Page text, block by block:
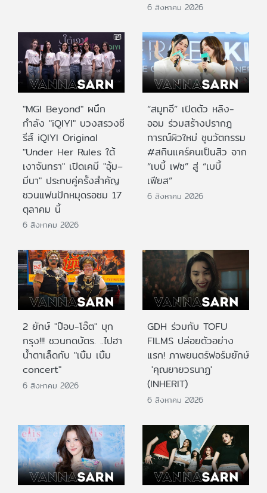
6 สิงหาคม 2026
"MGI Beyond" ผนึก
กำลัง "iQIYI" บวงสรวงซี
รีส์ iQIYI Original
"Under Her Rules ใต้
เงาจันทรา" เปิดเคมี "อุ้ม–
มีนา" ประกบคู่ครั้งสำคัญ
ชวนแฟนปักหมุดรอชม 17
ตุลาคม นี้
6 สิงหาคม 2026
“สมูทอี” เปิดตัว หลิง-
ออม ร่วมสร้างปรากฎ
การณ์ผิวใหม่ ชูนวัตกรรม
#สกินแคร์คนเป็นสิว จาก
“เบบี้ เฟซ” สู่ “เบบี้
เฟียส”
6 สิงหาคม 2026
2 ยักษ์ "ป๊อบ-โอ๊ต" บุก
กรุง!!! ชวนกดบัตร. ..ไปฮา
น้ำตาเล็ดกับ "เบิ้ม เบิ้ม
concert"
6 สิงหาคม 2026
GDH ร่วมกับ TOFU
FILMS ปล่อยตัวอย่าง
แรก! ภาพยนตร์ฟอร์มยักษ์
'คุณยายวรนาฏ'
(INHERIT)
6 สิงหาคม 2026